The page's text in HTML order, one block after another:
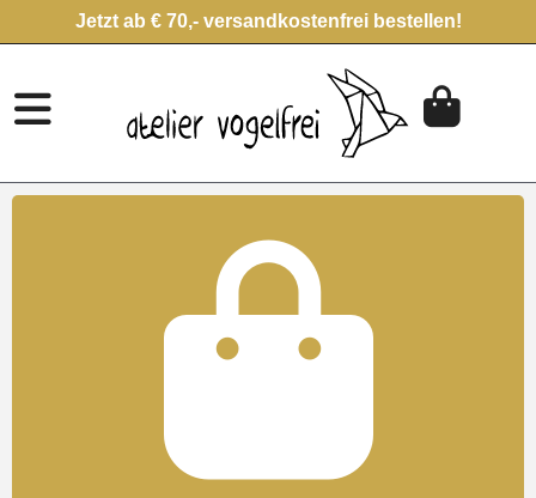
Jetzt ab € 70,- versandkostenfrei bestellen!